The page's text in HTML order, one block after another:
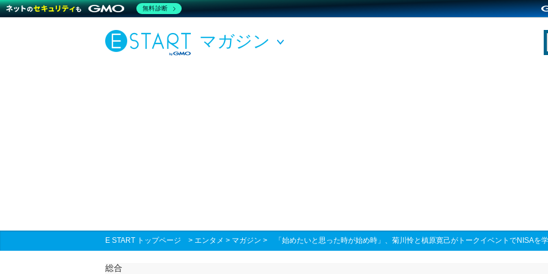
マガジン
E START トップページ > エンタメ > マガジン > 「始めたいと思った時が始め時」、菊川怜と槙原寛己がトークイベントでNISAを
総合
無料診断